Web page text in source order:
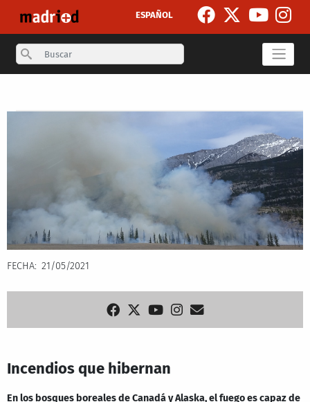
ESPAÑOL
Search
FECHA 21/05/2021
Incendios que hibernan
En los bosques boreales de Canadá y Alaska, el fuego es capaz de